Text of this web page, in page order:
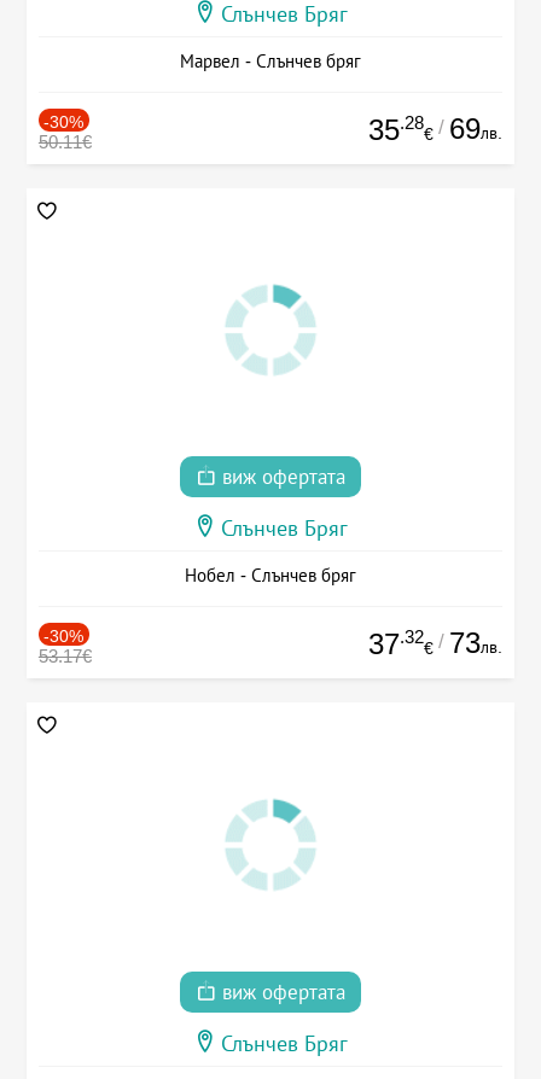
Слънчев Бряг
Марвел - Слънчев бряг
-30%
50.11€ 35.28
€ / 69лв.
виж офертата
Слънчев Бряг
Нобел - Слънчев бряг
-30%
53.17€ 37.32
€ / 73лв.
виж офертата
Слънчев Бряг